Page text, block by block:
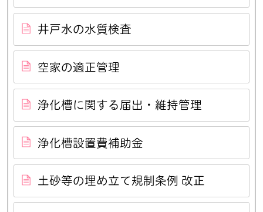
井戸水の水質検査
空家の適正管理
浄化槽に関する届出・維持管理
浄化槽設置費補助金
土砂等の埋め立て規制条例 改正